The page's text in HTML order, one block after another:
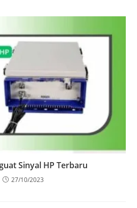
Sinyal HP Terbaru
27/10/2023